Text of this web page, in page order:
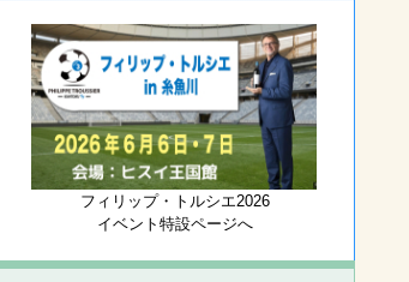
フィリップ・トルシエ2026
イベント特設ページへ